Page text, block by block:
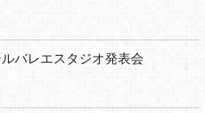
バレエスタジオ発表会